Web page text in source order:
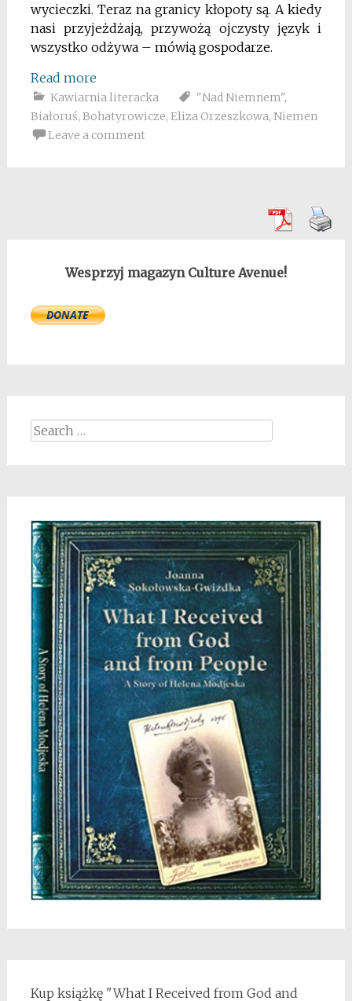
wycieczki. Teraz na granicy kłopoty są. A kiedy
nasi przyjeżdżają, przywożą ojczysty język i
wszystko odżywa – mówią gospodarze.
Read more
Kawiarnia literacka "Nad Niemnem",
Białoruś, Bohatyrowicze, Eliza Orzeszkowa, Niemen
Leave a comment
Wesprzyj magazyn Culture Avenue!
Search
for:
Kup książkę "What I Received from God and